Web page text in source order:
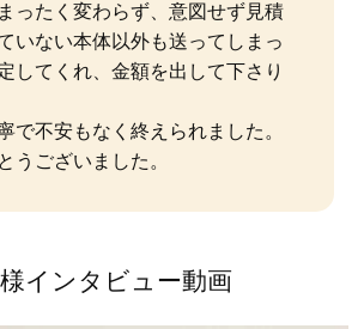
ったく変わらず、意図せず見積
いない本体以外も送ってしまっ
してくれ、金額を出して下さり
で不安もなく終えられました。
うございました。
インタビュー動画